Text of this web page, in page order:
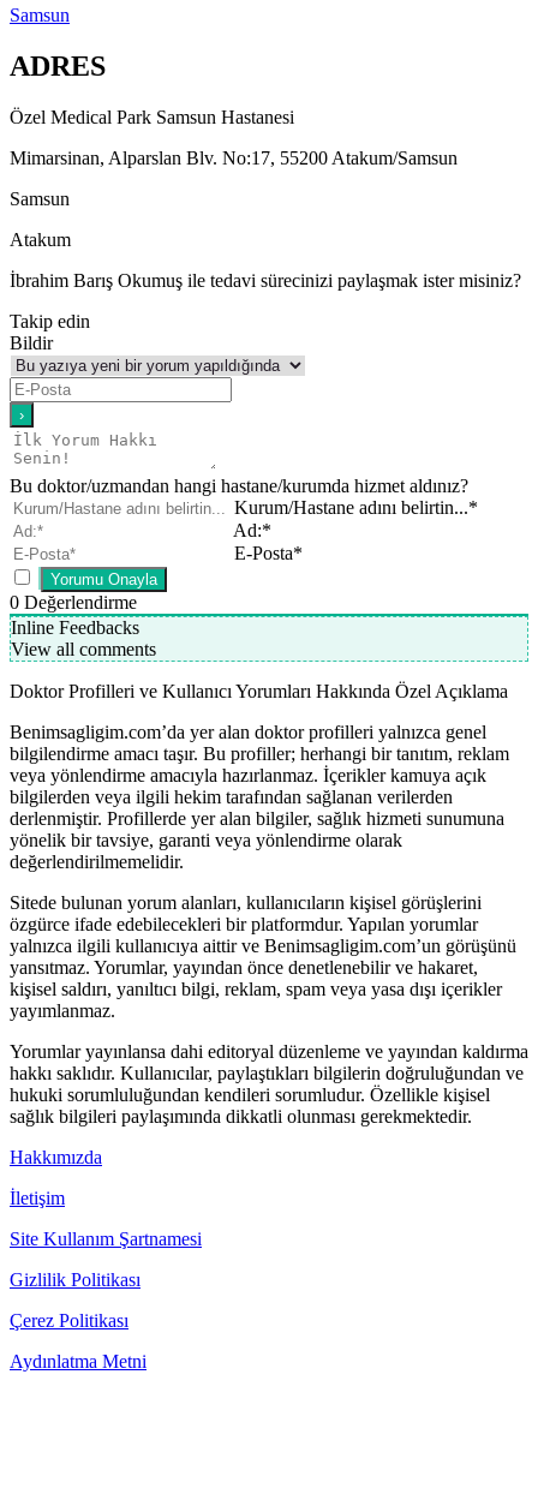
Samsun
ADRES
Özel Medical Park Samsun Hastanesi
Mimarsinan, Alparslan Blv. No:17, 55200 Atakum/Samsun
Samsun
Atakum
İbrahim Barış Okumuş ile tedavi sürecinizi paylaşmak ister misiniz?
Takip edin
Bildir
Bu doktor/uzmandan hangi hastane/kurumda hizmet aldınız?
Kurum/Hastane adını belirtin...*
Ad:*
E-Posta*
0 Değerlendirme
Inline Feedbacks
View all comments
Doktor Profilleri ve Kullanıcı Yorumları Hakkında Özel Açıklama
Benimsagligim.com’da yer alan doktor profilleri yalnızca genel
bilgilendirme amacı taşır. Bu profiller; herhangi bir tanıtım, reklam
veya yönlendirme amacıyla hazırlanmaz. İçerikler kamuya açık
bilgilerden veya ilgili hekim tarafından sağlanan verilerden
derlenmiştir. Profillerde yer alan bilgiler, sağlık hizmeti sunumuna
yönelik bir tavsiye, garanti veya yönlendirme olarak
değerlendirilmemelidir.
Sitede bulunan yorum alanları, kullanıcıların kişisel görüşlerini
özgürce ifade edebilecekleri bir platformdur. Yapılan yorumlar
yalnızca ilgili kullanıcıya aittir ve Benimsagligim.com’un görüşünü
yansıtmaz. Yorumlar, yayından önce denetlenebilir ve hakaret,
kişisel saldırı, yanıltıcı bilgi, reklam, spam veya yasa dışı içerikler
yayımlanmaz.
Yorumlar yayınlansa dahi editoryal düzenleme ve yayından kaldırma
hakkı saklıdır. Kullanıcılar, paylaştıkları bilgilerin doğruluğundan ve
hukuki sorumluluğundan kendileri sorumludur. Özellikle kişisel
sağlık bilgileri paylaşımında dikkatli olunması gerekmektedir.
Hakkımızda
İletişim
Site Kullanım Şartnamesi
Gizlilik Politikası
Çerez Politikası
Aydınlatma Metni